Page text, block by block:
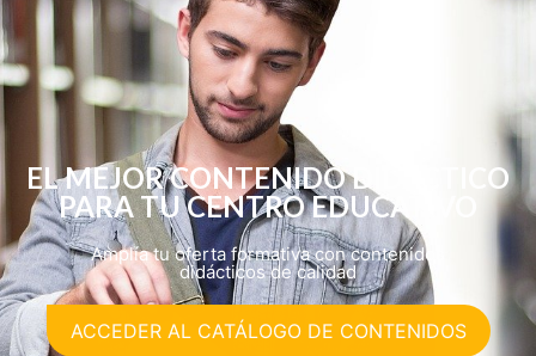
EL MEJOR CONTENIDO DIDÁCTICO
PARA TU CENTRO EDUCATIVO
Amplía tu oferta formativa con contenidos
didácticos de calidad
ACCEDER AL CATÁLOGO DE CONTENIDOS